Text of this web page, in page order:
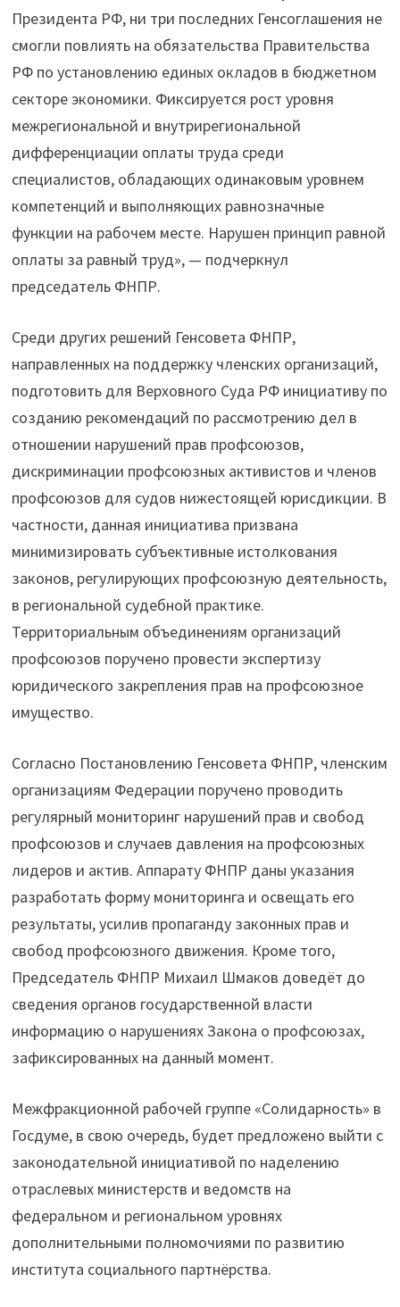
Президента РФ, ни три последних Генсоглашения не
смогли повлиять на обязательства Правительства
РФ по установлению единых окладов в бюджетном
секторе экономики. Фиксируется рост уровня
межрегиональной и внутрирегиональной
дифференциации оплаты труда среди
специалистов, обладающих одинаковым уровнем
компетенций и выполняющих равнозначные
функции на рабочем месте. Нарушен принцип равной
оплаты за равный труд», — подчеркнул
председатель ФНПР.
Среди других решений Генсовета ФНПР,
направленных на поддержку членских организаций,
подготовить для Верховного Суда РФ инициативу по
созданию рекомендаций по рассмотрению дел в
отношении нарушений прав профсоюзов,
дискриминации профсоюзных активистов и членов
профсоюзов для судов нижестоящей юрисдикции. В
частности, данная инициатива призвана
минимизировать субъективные истолкования
законов, регулирующих профсоюзную деятельность,
в региональной судебной практике.
Территориальным объединениям организаций
профсоюзов поручено провести экспертизу
юридического закрепления прав на профсоюзное
имущество.
Согласно Постановлению Генсовета ФНПР, членским
организациям Федерации поручено проводить
регулярный мониторинг нарушений прав и свобод
профсоюзов и случаев давления на профсоюзных
лидеров и актив. Аппарату ФНПР даны указания
разработать форму мониторинга и освещать его
результаты, усилив пропаганду законных прав и
свобод профсоюзного движения. Кроме того,
Председатель ФНПР Михаил Шмаков доведёт до
сведения органов государственной власти
информацию о нарушениях Закона о профсоюзах,
зафиксированных на данный момент.
Межфракционной рабочей группе «Солидарность» в
Госдуме, в свою очередь, будет предложено выйти с
законодательной инициативой по наделению
отраслевых министерств и ведомств на
федеральном и региональном уровнях
дополнительными полномочиями по развитию
института социального партнёрства.